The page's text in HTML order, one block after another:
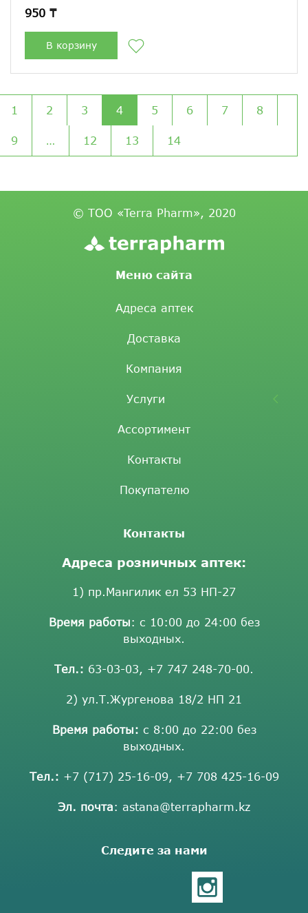
950 ₸
В корзину
1 2 3 4 5 6 7 8
9 … 12 13 14
© ТОО «Terra Pharm», 2020
Меню сайта
Адреса аптек
Доставка
Компания
Услуги
Ассортимент
Контакты
Покупателю
Контакты
Адреса розничных аптек:
1) пр.Мангилик ел 53 НП-27
Время работы: с 10:00 до 24:00 без
выходных.
Тел.: 63-03-03, +7 747 248-70-00.
2) ул.Т.Жургенова 18/2 НП 21
Время работы: с 8:00 до 22:00 без
выходных.
Тел.: +7 (717) 25-16-09, +7 708 425-16-09
Эл. почта: astana@terrapharm.kz
Следите за нами